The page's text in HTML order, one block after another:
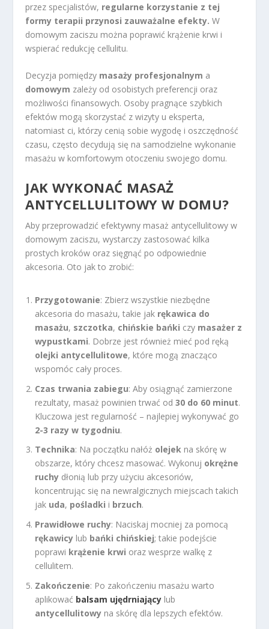
przez specjalistów, regularne korzystanie z tej
formy terapii przynosi zauważalne efekty. W
domowym zaciszu można poprawić krążenie krwi i
wspierać redukcję cellulitu.
Decyzja pomiędzy masaży profesjonalnym a
domowym zależy od osobistych preferencji oraz
możliwości finansowych. Osoby pragnące szybkich
efektów mogą skorzystać z wizyty u eksperta,
natomiast ci, którzy cenią sobie wygodę i oszczędność
czasu, często decydują się na samodzielne wykonanie
masażu w komfortowym otoczeniu swojego domu.
JAK WYKONAĆ MASAŻ
ANTYCELLULITOWY W DOMU?
Aby przeprowadzić efektywny masaż antycellulitowy w
domowym zaciszu, wystarczy zastosować kilka
prostych kroków oraz sięgnąć po odpowiednie
akcesoria. Oto jak to zrobić:
Przygotowanie: Zbierz wszystkie niezbędne
akcesoria do masażu, takie jak rękawica do
masażu, szczotka, chińskie bańki czy masażer z
wypustkami. Dobrze jest również mieć pod ręką
olejki antycellulitowe, które mogą znacząco
wspomóc cały proces.
Czas trwania zabiegu: Aby osiągnąć zamierzone
rezultaty, masaż powinien trwać od30 do 60 minut.
Kluczowa jest regularność – najlepiej wykonywać go
2-3 razy w tygodniu.
Technika: Na początku nałóż olejek na skórę w
obszarze, który chcesz masować. Wykonuj okrężne
ruchy dłonią lub przy użyciu akcesoriów,
koncentrując się na newralgicznych miejscach takich
jak uda, pośladki i brzuch.
Prawidłowe ruchy: Naciskaj mocniej za pomocą
rękawicy lub bańki chińskiej; takie podejście
poprawi krążenie krwi oraz wesprze walkę z
cellulitem.
Zakończenie: Po zakończeniu masażu warto
aplikować balsam ujędrniający lub
antycellulitowy na skórę dla lepszych efektów.